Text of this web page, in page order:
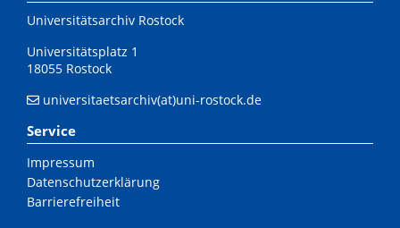
Universitätsarchiv Rostock
Universitätsplatz 1
18055 Rostock
universitaetsarchiv(at)uni-rostock.de
Service
Impressum
Datenschutzerklärung
Barrierefreiheit